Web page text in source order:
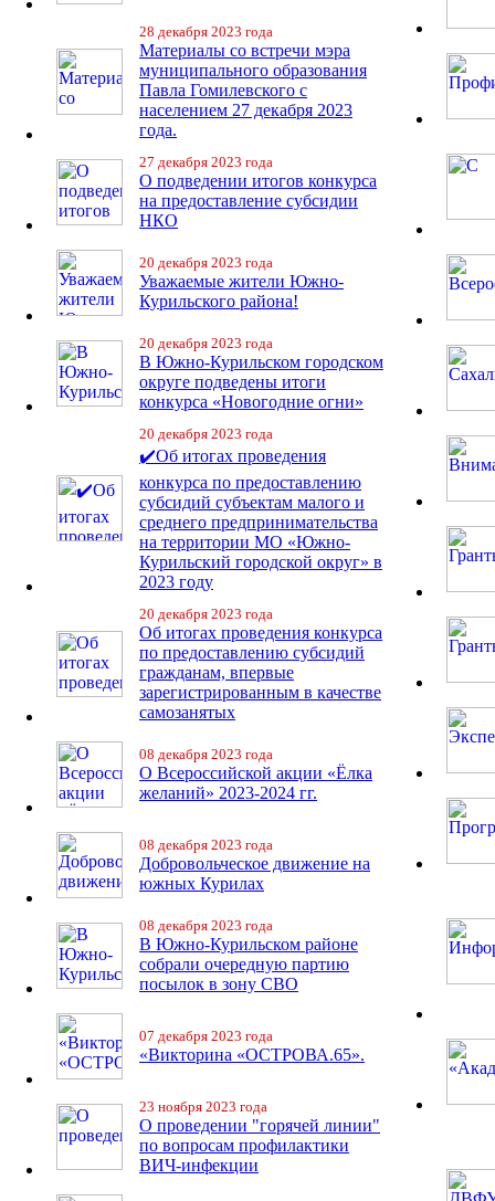
28 декабря 2023 года
Материалы со встречи мэра
муниципального образования
Павла Гомилевского с
населением 27 декабря 2023
года.
27 декабря 2023 года
О подведении итогов конкурса
на предоставление субсидии
НКО
20 декабря 2023 года
Уважаемые жители Южно-
Курильского района!
20 декабря 2023 года
В Южно-Курильском городском
округе подведены итоги
конкурса «Новогодние огни»
20 декабря 2023 года
✔️Об итогах проведения
конкурса по предоставлению
субсидий субъектам малого и
среднего предпринимательства
на территории МО «Южно-
Курильский городской округ» в
2023 году
20 декабря 2023 года
Об итогах проведения конкурса
по предоставлению субсидий
гражданам, впервые
зарегистрированным в качестве
самозанятых
08 декабря 2023 года
О Всероссийской акции «Ёлка
желаний» 2023-2024 гг.
08 декабря 2023 года
Добровольческое движение на
южных Курилах
08 декабря 2023 года
В Южно-Курильском районе
собрали очередную партию
посылок в зону СВО
07 декабря 2023 года
«Викторина «ОСТРОВА.65».
23 ноября 2023 года
О проведении "горячей линии"
по вопросам профилактики
ВИЧ-инфекции